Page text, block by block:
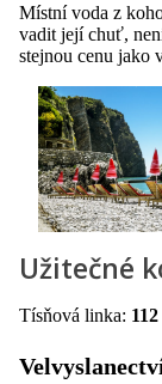
Místní voda z
vadit její chuť,
stejnou cenu jako
Užitečné
Tísňová linka: 112